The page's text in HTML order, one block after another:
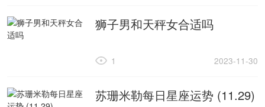
狮子男和天秤女合适吗
2023-11-30
1
苏珊米勒每日星座运势 (11.29)